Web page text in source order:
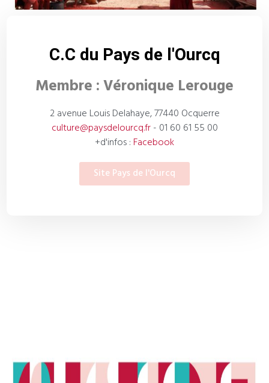
C.C du Pays de l'Ourcq
Membre : Véronique Lerouge
2 avenue Louis Delahaye, 77440 Ocquerre
culture@paysdelourcq.fr- 01 60 61 55 00
+d'infos :Facebook
Site Pays de l'Ourcq